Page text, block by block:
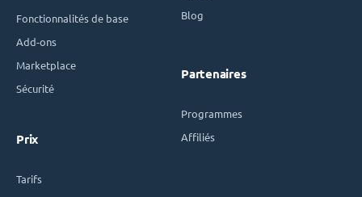
Fonctionnalités de base
Add-ons
Marketplace
Sécurité
Prix
Tarifs
Blog
Partenaires
Programmes
Affiliés